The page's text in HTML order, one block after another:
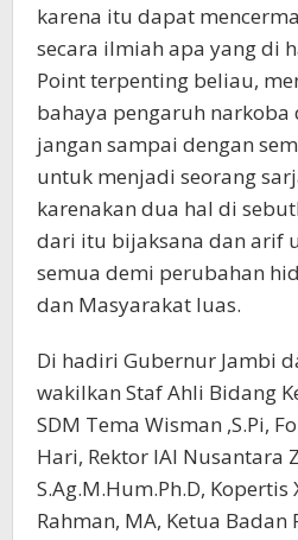
karena itu dapat
secara ilmiah apa yang di
Point terpenting beliau,
bahaya pengaruh narkoba
jangan sampai dengan
untuk menjadi seorang
karenakan dua hal di
dari itu bijaksana dan arif
semua demi perubahan
dan Masyarakat luas.
Di hadiri Gubernur Jambi
wakilkan Staf Ahli Bidang
SDM Tema Wisman ,S.Pi,
Hari, Rektor IAI Nusantara
S.Ag.M.Hum.Ph.D, Kopertis
Rahman, MA, Ketua Badan